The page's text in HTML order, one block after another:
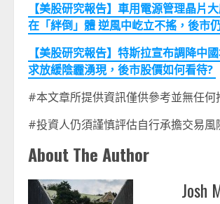
【美股研究報告】車用電源管理晶片
在「絆倒」體逆風中屹立不搖，後市
【美股研究報告】特斯拉宣布調降中
求放緩陰霾湧現，後市股價如何看待?
#本文章所提供資訊僅供參考並無任何
#投資人仍須謹慎評估自行承擔交易風
About The Author
Josh